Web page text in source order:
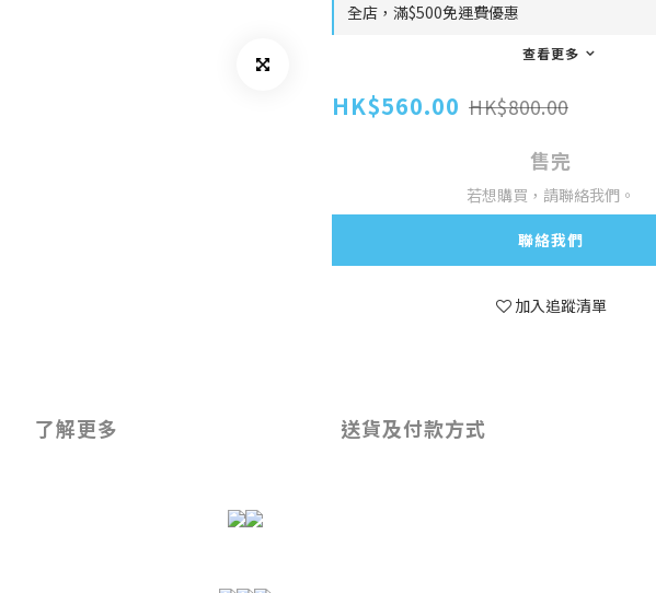
全店，滿$500免運費優惠
查看更多
HK$560.00 HK$800.00
售完
若想購買，請聯絡我們。
聯絡我們
加入追蹤清單
了解更多 送貨及付款方式